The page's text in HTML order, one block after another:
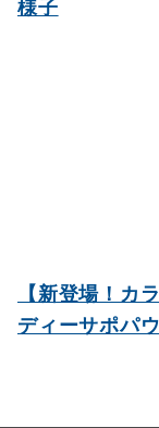
様子
【新登場！カ
ディーサポパ